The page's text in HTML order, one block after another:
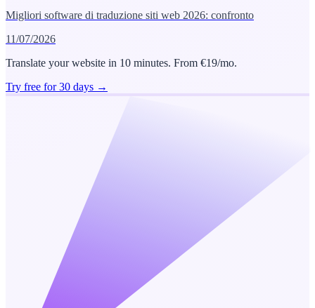
Migliori software di traduzione siti web 2026: confronto
11/07/2026
Translate your website in 10 minutes. From €19/mo.
Try free for 30 days →